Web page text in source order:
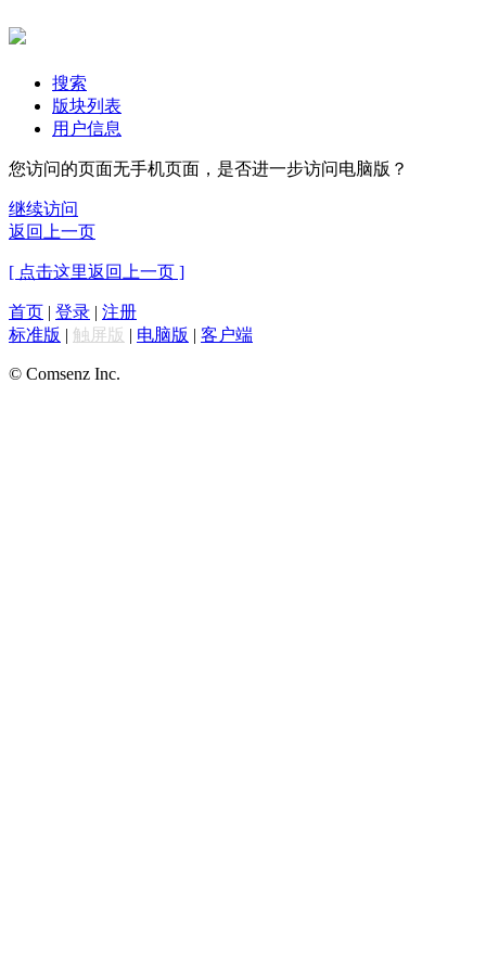
搜索
版块列表
用户信息
您访问的页面无手机页面，是否进一步访问电脑版？
继续访问
返回上一页
[ 点击这里返回上一页 ]
首页 | 登录 | 注册
标准版 | 触屏版 | 电脑版 | 客户端
© Comsenz Inc.